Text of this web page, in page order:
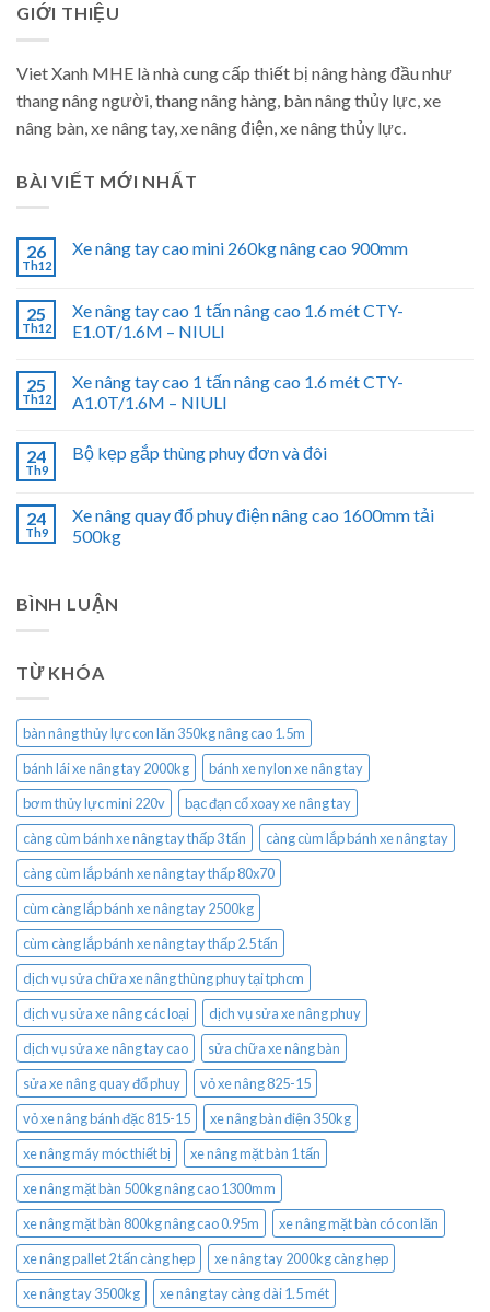
GIỚI THIỆU
Viet Xanh MHE là nhà cung cấp thiết bị nâng hàng đầu như
thang nâng người, thang nâng hàng, bàn nâng thủy lực, xe
nâng bàn, xe nâng tay, xe nâng điện, xe nâng thủy lực.
BÀI VIẾT MỚI NHẤT
26
Th12
Xe nâng tay cao mini 260kg nâng cao 900mm
25
Th12
Xe nâng tay cao 1 tấn nâng cao 1.6 mét CTY-
E1.0T/1.6M – NIULI
25
Th12
Xe nâng tay cao 1 tấn nâng cao 1.6 mét CTY-
A1.0T/1.6M – NIULI
24
Th9
Bộ kẹp gắp thùng phuy đơn và đôi
24
Th9
Xe nâng quay đổ phuy điện nâng cao 1600mm tải
500kg
BÌNH LUẬN
TỪ KHÓA
bàn nâng thủy lực con lăn 350kg nâng cao 1.5m
bánh lái xe nâng tay 2000kg
bánh xe nylon xe nâng tay
bơm thủy lực mini 220v
bạc đạn cổ xoay xe nâng tay
càng cùm bánh xe nâng tay thấp 3 tấn
càng cùm lắp bánh xe nâng tay
càng cùm lắp bánh xe nâng tay thấp 80x70
cùm càng lắp bánh xe nâng tay 2500kg
cùm càng lắp bánh xe nâng tay thấp 2.5 tấn
dịch vụ sửa chữa xe nâng thùng phuy tại tphcm
dịch vụ sửa xe nâng các loại
dịch vụ sửa xe nâng phuy
dịch vụ sửa xe nâng tay cao
sửa chữa xe nâng bàn
sửa xe nâng quay đổ phuy
vỏ xe nâng 825-15
vỏ xe nâng bánh đặc 815-15
xe nâng bàn điện 350kg
xe nâng máy móc thiết bị
xe nâng mặt bàn 1 tấn
xe nâng mặt bàn 500kg nâng cao 1300mm
xe nâng mặt bàn 800kg nâng cao 0.95m
xe nâng mặt bàn có con lăn
xe nâng pallet 2 tấn càng hẹp
xe nâng tay 2000kg càng hẹp
xe nâng tay 3500kg
xe nâng tay càng dài 1.5 mét